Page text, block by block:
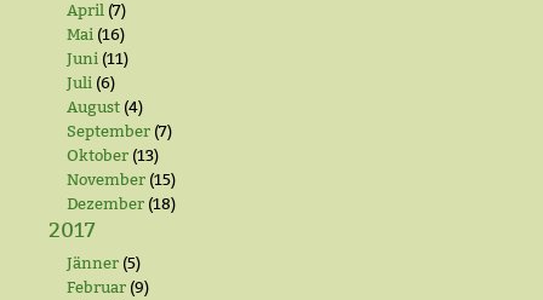
April (7)
Mai (16)
Juni (11)
Juli (6)
August (4)
September (7)
Oktober (13)
November (15)
Dezember (18)
2017
Jänner (5)
Februar (9)